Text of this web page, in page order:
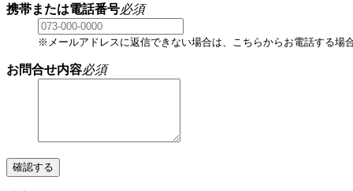
携帯または電話番号必須
※メールアドレスに返信できない場合は、こちらからお電話する場
お問合せ内容必須
確認する